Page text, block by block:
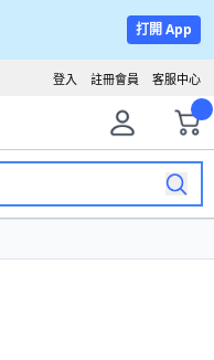
打開 App
客服中心
註冊會員
登入